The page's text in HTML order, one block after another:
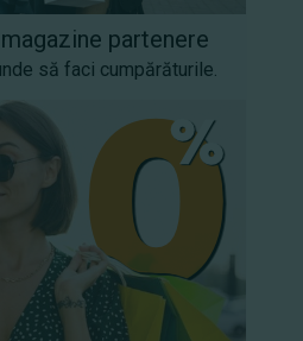
partenere
să faci cumpărăturile.